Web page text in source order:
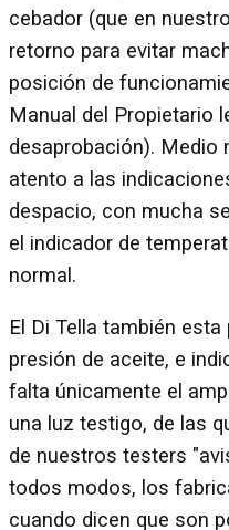
cebador (que en
retorno para evitar
posición de
Manual del Propietario
desaprobación). Medio
atento a las
despacio, con mucha
el indicador de
normal.
El Di Tella también
presión de aceite, e
falta únicamente el
una luz testigo, de las
de nuestros testers
todos modos, los
cuando dicen que son